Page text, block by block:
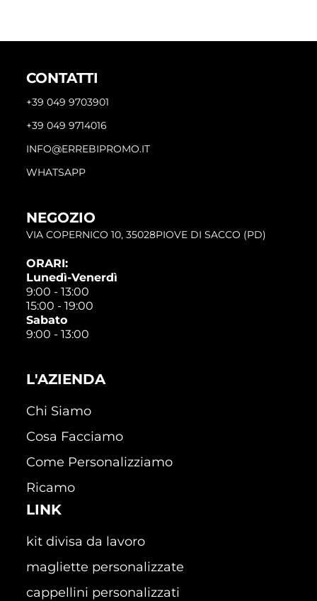
CONTATTI
+39 049 9703901
+39 049 9714016
INFO@ERREBIPROMO.IT
WHATSAPP
NEGOZIO
VIA COPERNICO 10, 35028PIOVE DI SACCO (PD)
ORARI:
Lunedì-Venerdì
9:00 - 13:00
15:00 - 19:00
Sabato
9:00 - 13:00
L'AZIENDA
Chi Siamo
Cosa Facciamo
Come Personalizziamo
Ricamo
LINK
kit divisa da lavoro
magliette personalizzate
cappellini personalizzati